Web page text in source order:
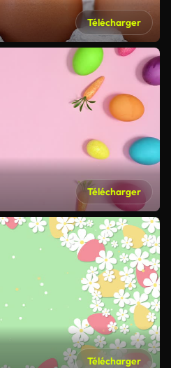
Télécharger
Télécharger
Télécharger